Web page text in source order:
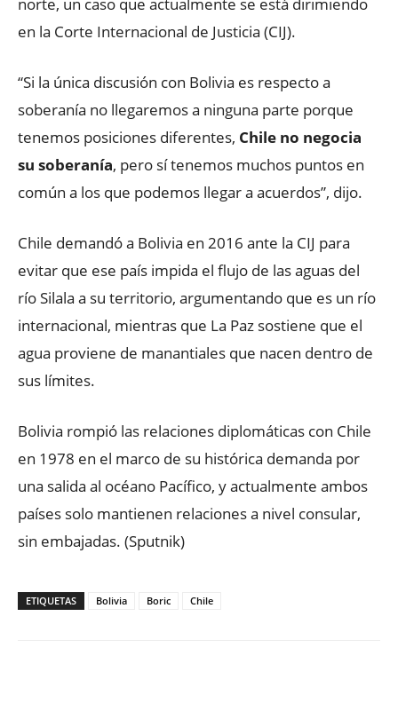
en la Corte Internacional de Justicia (CIJ).
“Si la única discusión con Bolivia es respecto a
soberanía no llegaremos a ninguna parte porque
tenemos posiciones diferentes, Chile no negocia
su soberanía, pero sí tenemos muchos puntos en
común a los que podemos llegar a acuerdos”, dijo.
Chile demandó a Bolivia en 2016 ante la CIJ para
evitar que ese país impida el flujo de las aguas del
río Silala a su territorio, argumentando que es un río
internacional, mientras que La Paz sostiene que el
agua proviene de manantiales que nacen dentro de
sus límites.
Bolivia rompió las relaciones diplomáticas con Chile
en 1978 en el marco de su histórica demanda por
una salida al océano Pacífico, y actualmente ambos
países solo mantienen relaciones a nivel consular,
sin embajadas. (Sputnik)
ETIQUETAS Bolivia Boric Chile